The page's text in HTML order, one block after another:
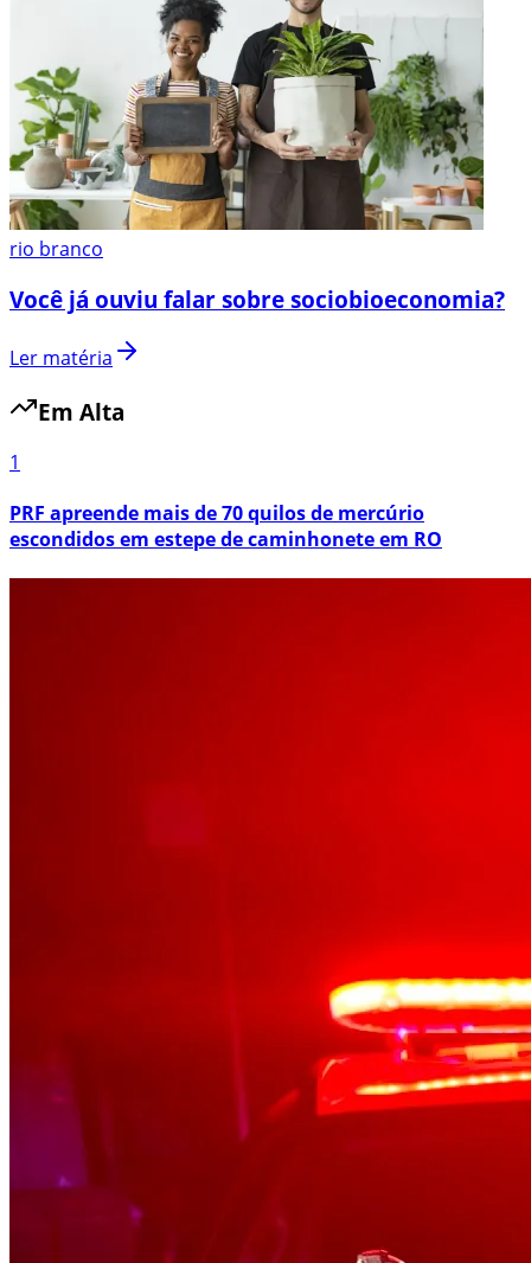
rio branco
Você já ouviu falar sobre sociobioeconomia?
Ler matéria
Em Alta
1
PRF apreende mais de 70 quilos de mercúrio
escondidos em estepe de caminhonete em RO